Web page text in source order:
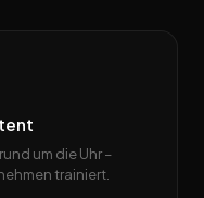
um die Uhr –
trainiert.